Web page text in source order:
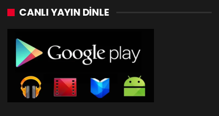
CANLI YAYIN DINLE